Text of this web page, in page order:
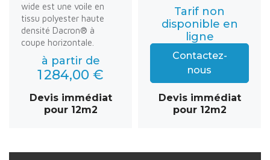
wide est une voile en
tissu polyester haute
densité Dacron® à
coupe horizontale.
à partir de
1 284,00 €
Devis immédiat
pour 12m2
Tarif non
disponible en
ligne
Contactez-
nous
Devis immédiat
pour 12m2